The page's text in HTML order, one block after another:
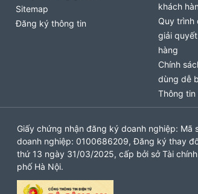
Sitemap
Đăng ký thông tin
khách
Quy trình
giải
hàng
Chính
dùng dễ
Thông tin
Giấy chứng nhận đăng ký doanh nghiệp: Mã
doanh nghiệp: 0100686209, Đăng ký thay
thứ 13 ngày 31/03/2025, cấp bởi sở Tài
phố Hà Nội.